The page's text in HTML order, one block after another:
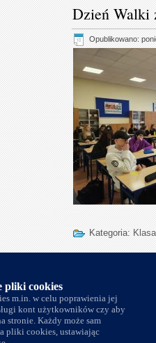
Dzień Walki
Opublikowano:
Kategoria:
pliki cookies
m.in. w celu poprawienia jej
kont użytkowników czy aby
stronie. Każdy może sam
pliki cookies, ustawiając